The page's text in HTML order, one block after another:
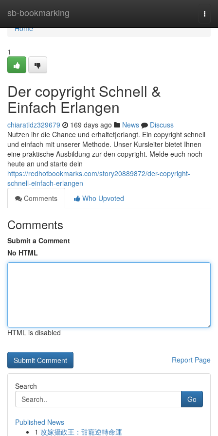
sb-bookmarking
Home
Home
1
Der copyright Schnell &
Einfach Erlangen
chiaratldz329679 169 days ago News
Discuss
Nutzen ihr die Chance und erhaltet|erlangt. Ein copyright schnell
und einfach mit unserer Methode. Unser Kursleiter bietet Ihnen
eine praktische Ausbildung zur den copyright. Melde euch noch
heute an und starte dein
https://redhotbookmarks.com/story20889872/der-copyright-
schnell-einfach-erlangen
Comments
Who Upvoted
Comments
Submit a Comment
No HTML
HTML is disabled
Report Page
Search
Go
Published News
1 改嫁攝政王：甜寵逆轉命運